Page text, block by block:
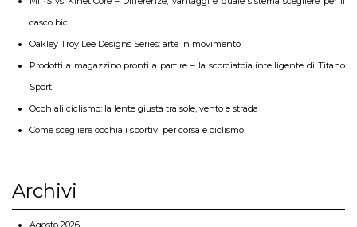
casco bici
Oakley Troy Lee Designs Series: arte in movimento
Prodotti a magazzino pronti a partire – la scorciatoia intelligente di Titano
Sport
Occhiali ciclismo: la lente giusta tra sole, vento e strada
Come scegliere occhiali sportivi per corsa e ciclismo
Archivi
Agosto 2026